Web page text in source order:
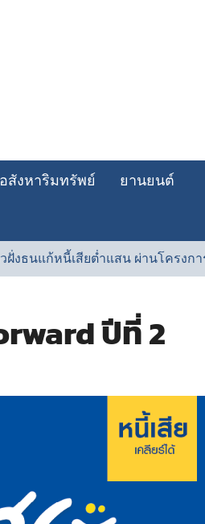
อสังหาริมทรัพย์
ยานยนต์
สน ผ่านโครงการ“ปิดหนี้ไว ไปต่อ
ปีที่ 2